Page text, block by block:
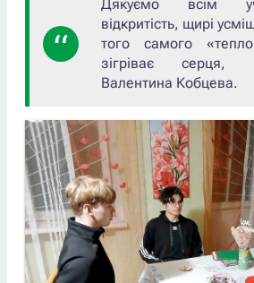
Дякуємо всім
відкритість, щирі
того самого
зігріває серця,
Валентина Кобцева.